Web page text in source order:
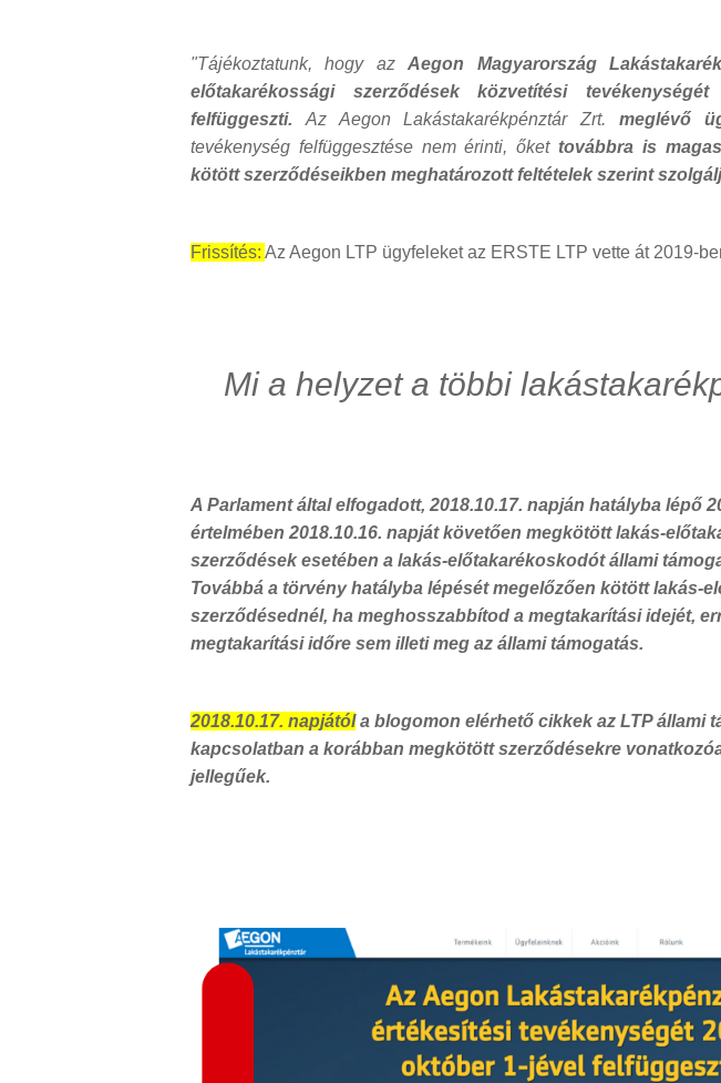
"Tájékoztatunk, hogy azAegon Magyarország
előtakarékossági szerződések közvetítési
felfüggeszti. Az Aegon Lakástakarékpénztár Zrt. meglévő
tevékenység felfüggesztése nem érinti, őket továbbra is
kötött szerződéseikben meghatározott feltételek szerint
Frissítés: Az Aegon LTP ügyfeleket az ERSTE LTP vette át 2019-
Mi a helyzet a többi
A Parlament által elfogadott, 2018.10.17. napján hatályba lépő
értelmében 2018.10.16. napját követően megkötött lakás-
szerződések esetében a lakás-előtakarékoskodót állami
Továbbá a törvény hatályba lépését megelőzően kötött lakás-
szerződésednél, ha meghosszabbítod a megtakarítási idejét,
megtakarítási időre sem illeti meg az állami támogatás.
2018.10.17. napjátóla blogomon elérhető cikkek az LTP állami
kapcsolatban a korábban megkötött szerződésekre
jellegűek.